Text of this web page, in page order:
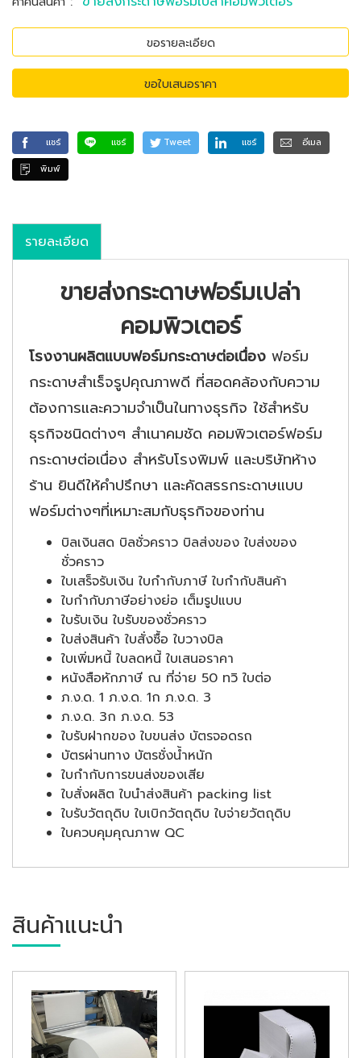
ขอรายละเอียด
ขอใบเสนอราคา
แชร์ แชร์ Tweet แชร์
อีเมล
พิมพ์
รายละเอียด
ขายส่งกระดาษฟอร์มเปล่า
คอมพิวเตอร์
โรงงานผลิตแบบฟอร์มกระดาษต่อเนื่อง ฟอร์ม
กระดาษสำเร็จรูปคุณภาพดี ที่สอดคล้องกับความ
ต้องการและความจำเป็นในทางธุรกิจ ใช้สำหรับ
ธุรกิจชนิดต่างๆ สำเนาคมชัด คอมพิวเตอร์ฟอร์ม
กระดาษต่อเนื่อง สำหรับโรงพิมพ์ และบริษัทห้าง
ร้าน ยินดีให้คำปรึกษา และคัดสรรกระดาษแบบ
ฟอร์มต่างๆที่เหมาะสมกับธุรกิจของท่าน
บิลเงินสด บิลชั่วคราว บิลส่งของ ใบส่งของ
ชั่วคราว
ใบเสร็จรับเงิน ใบกำกับภาษี ใบกำกับสินค้า
ใบกำกับภาษีอย่างย่อ เต็มรูปแบบ
ใบรับเงิน ใบรับของชั่วคราว
ใบส่งสินค้า ใบสั่งซื้อ ใบวางบิล
ใบเพิ่มหนี้ ใบลดหนี้ ใบเสนอราคา
หนังสือหักภาษี ณ ที่จ่าย 50 ทวิ ใบต่อ
ภ.ง.ด. 1 ภ.ง.ด. 1ก ภ.ง.ด. 3
ภ.ง.ด. 3ก ภ.ง.ด. 53
ใบรับฝากของ ใบขนส่ง บัตรจอดรถ
บัตรผ่านทาง บัตรชั่งน้ำหนัก
ใบกำกับการขนส่งของเสีย
ใบสั่งผลิต ใบนำส่งสินค้า packing list
ใบรับวัตถุดิบ ใบเบิกวัตถุดิบ ใบจ่ายวัตถุดิบ
ใบควบคุมคุณภาพ QC
สินค้าแนะนำ